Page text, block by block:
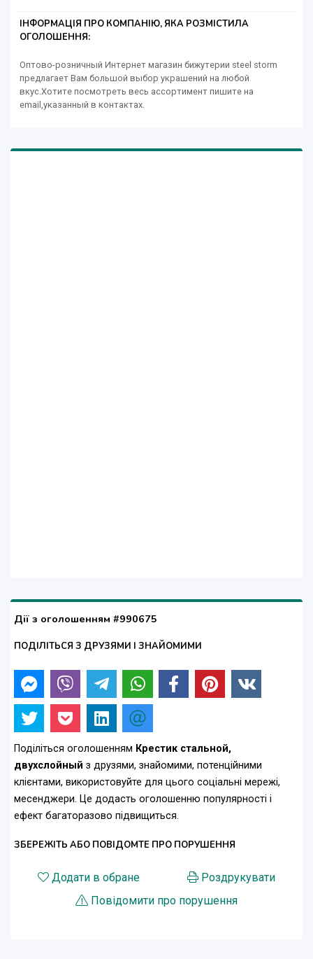
ІНФОРМАЦІЯ ПРО КОМПАНІЮ, ЯКА РОЗМІСТИЛА
ОГОЛОШЕННЯ:
Оптово-розничный Интернет магазин бижутерии steel storm
предлагает Вам большой выбор украшений на любой
вкус.Хотите посмотреть весь ассортимент пишите на
еmail,указанный в контактах.
Дії з оголошенням #990675
ПОДІЛІТЬСЯ З ДРУЗЯМИ І ЗНАЙОМИМИ
Поділіться оголошенням Крестик стальной,
двухслойный з друзями, знайомими, потенційними
клієнтами, використовуйте для цього соціальні мережі,
месенджери. Це додасть оголошенню популярності і
ефект багаторазово підвищиться.
ЗБЕРЕЖІТЬ АБО ПОВІДОМТЕ ПРО ПОРУШЕННЯ
Додати в обране
Роздрукувати
Повідомити про порушення